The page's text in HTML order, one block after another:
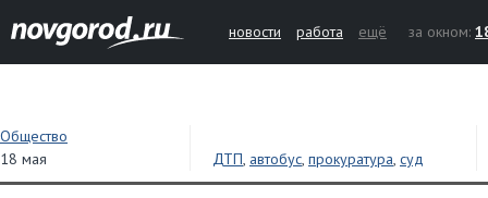
новости работа ещё за окном:
Общество
18 мая
ДТП, автобус, прокуратура, суд